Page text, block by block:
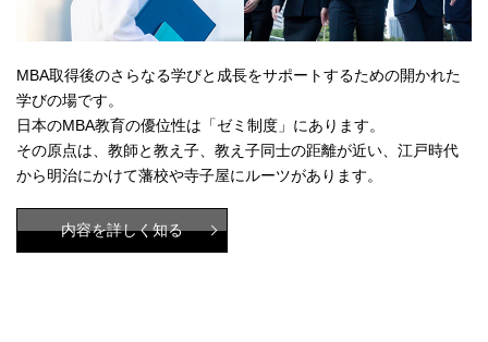
MBA取得後のさらなる学びと成長をサポートするための開かれた
学びの場です。
日本のMBA教育の優位性は「ゼミ制度」にあります。
その原点は、教師と教え子、教え子同士の距離が近い、江戸時代
から明治にかけて藩校や寺子屋にルーツがあります。
内容を詳しく知る